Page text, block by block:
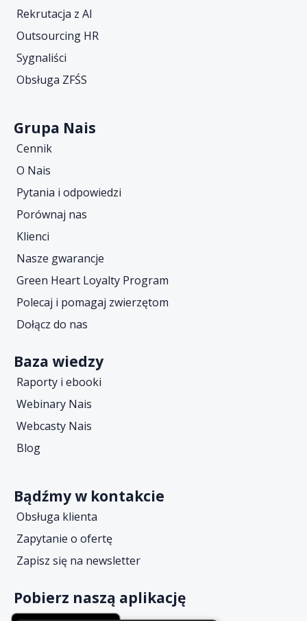
Rekrutacja z AI
Outsourcing HR
Sygnaliści
Obsługa ZFŚS
Grupa Nais
Cennik
O Nais
Pytania i odpowiedzi
Porównaj nas
Klienci
Nasze gwarancje
Green Heart Loyalty Program
Polecaj i pomagaj zwierzętom
Dołącz do nas
Baza wiedzy
Raporty i ebooki
Webinary Nais
Webcasty Nais
Blog
Bądźmy w kontakcie
Obsługa klienta
Zapytanie o ofertę
Zapisz się na newsletter
Pobierz naszą aplikację